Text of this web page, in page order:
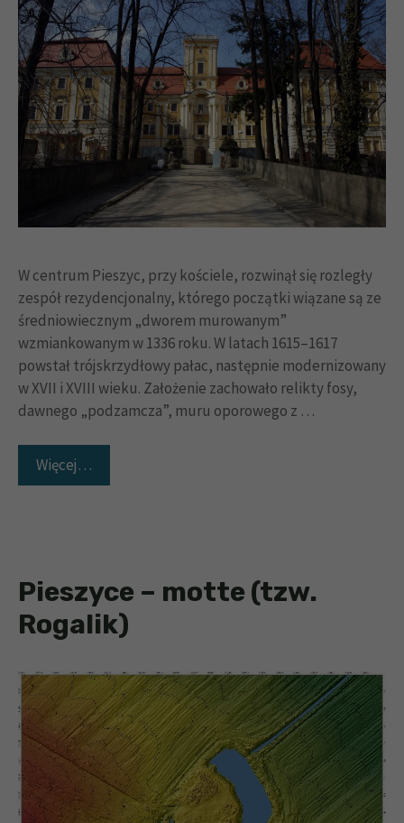
W centrum Pieszyc, przy kościele, rozwinął się rozległy
zespół rezydencjonalny, którego początki wiązane są ze
średniowiecznym „dworem murowanym”
wzmiankowanym w 1336 roku. W latach 1615–1617
powstał trójskrzydłowy pałac, następnie modernizowany
w XVII i XVIII wieku. Założenie zachowało relikty fosy,
dawnego „podzamcza”, muru oporowego z …
Więcej…
Pieszyce – motte (tzw.
Rogalik)